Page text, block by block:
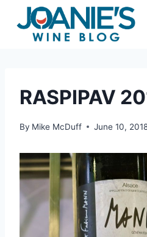
content
RASPIPAV
By Mike McDuff June 10,